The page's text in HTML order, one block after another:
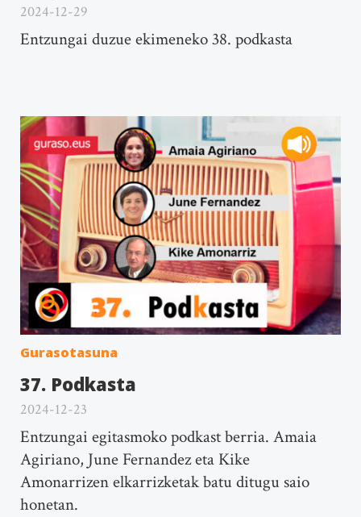
2024-12-29
Entzungai duzue ekimeneko 38. podkasta
Gurasotasuna
37. Podkasta
2024-12-23
Entzungai egitasmoko podkast berria. Amaia
Agiriano, June Fernandez eta Kike
Amonarrizen elkarrizketak batu ditugu saio
honetan.